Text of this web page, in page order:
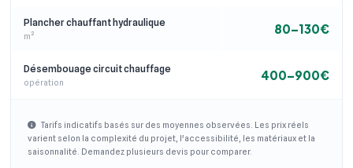
Plancher chauffant hydraulique
m² 80–130€
Désembouage circuit chauffage
opération 400–900€
Tarifs indicatifs basés sur des moyennes observées. Les prix réels
varient selon la complexité du projet, l'accessibilité, les matériaux et la
saisonnalité. Demandez plusieurs devis pour comparer.